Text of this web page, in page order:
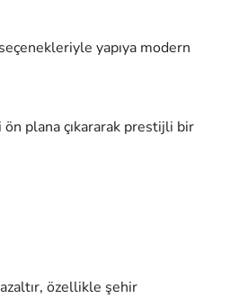
yapıya modern
plana çıkararak prestijli bir
özellikle şehir